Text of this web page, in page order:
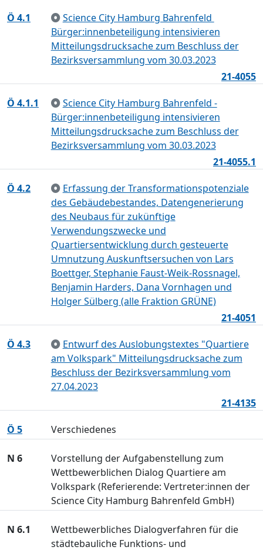
Ö 4.1
Science City Hamburg Bahrenfeld 
Bürger:innenbeteiligung intensivieren
Mitteilungsdrucksache zum Beschluss der
Bezirksversammlung vom 30.03.2023
21-4055
Ö 4.1.1
Science City Hamburg Bahrenfeld -
Bürger:innenbeteiligung intensivieren
Mitteilungsdrucksache zum Beschluss der
Bezirksversammlung vom 30.03.2023
21-4055.1
Ö 4.2
Erfassung der Transformationspotenziale
des Gebäudebestandes, Datengenerierung
des Neubaus für zukünftige
Verwendungszwecke und
Quartiersentwicklung durch gesteuerte
Umnutzung Auskunftsersuchen von Lars
Boettger, Stephanie Faust-Weik-Rossnagel,
Benjamin Harders, Dana Vornhagen und
Holger Sülberg (alle Fraktion GRÜNE)
21-4051
Ö 4.3
Entwurf des Auslobungstextes "Quartiere
am Volkspark" Mitteilungsdrucksache zum
Beschluss der Bezirksversammlung vom
27.04.2023
21-4135
Ö 5 Verschiedenes
N 6
Vorstellung der Aufgabenstellung zum
Wettbewerblichen Dialog Quartiere am
Volkspark (Referierende: Vertreter:innen der
Science City Hamburg Bahrenfeld GmbH)
N 6.1
Wettbewerbliches Dialogverfahren für die
städtebauliche Funktions- und